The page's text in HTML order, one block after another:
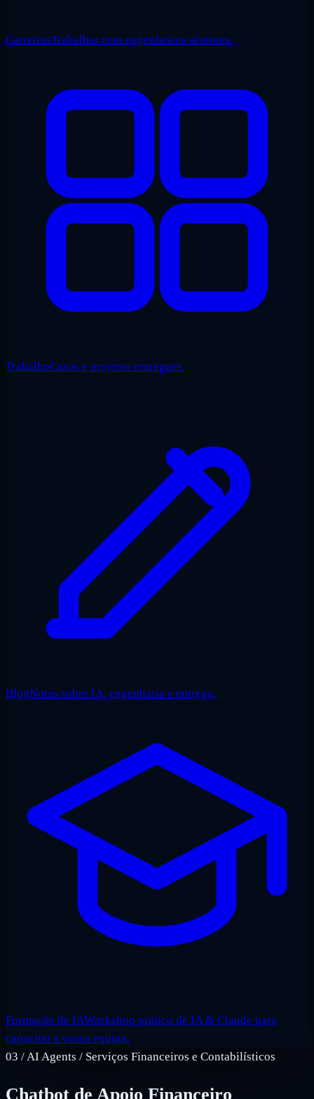
CarreirasTrabalhar com engenheiros séniores.
TrabalhoCasos e projetos entregues.
BlogNotas sobre IA, engenharia e entrega.
Formação de IAWorkshop prático de IA & Claude para
capacitar a vossa equipa.
03 /AI Agents / Serviços Financeiros e Contabilísticos
Chatbot de Apoio Financeiro